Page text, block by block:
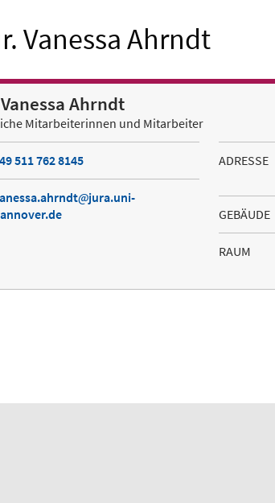
Vanessa Ahrndt
Ahrndt
Mitarbeiterinnen und Mitarbeiter
511 762 8145
jura.uni-
ADRESSE
GEBÄUDE
RAUM